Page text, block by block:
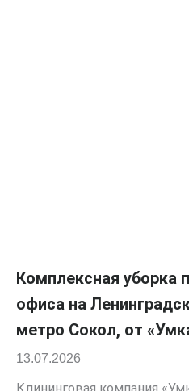
Комплексная уборка
офиса на
метро Сокол, от
13.07.2026